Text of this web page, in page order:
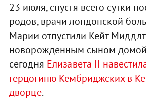
23 июля, спустя всего сутки
родов, врачи лондонской
Марии отпустили Кейт
новорожденным сыном
сегодня Елизавета II
герцогиню Кембриджских в
дворце.